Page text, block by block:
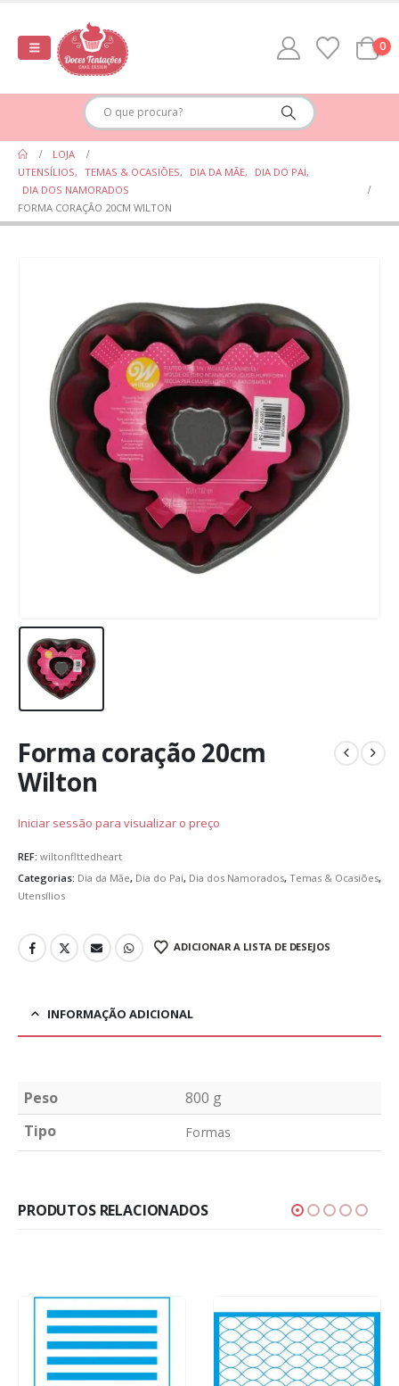
0
LOJA
UTENSÍLIOS, TEMAS & OCASIÕES, DIA DA MÃE, DIA DO PAI,
DIA DOS NAMORADOS
FORMA CORAÇÃO 20CM WILTON
Forma coração 20cm
Wilton
Iniciar sessão para visualizar o preço
REF: wiltonflttedheart
Categorias: Dia da Mãe, Dia do Pai, Dia dos Namorados, Temas & Ocasiões,
Utensílios
ADICIONAR A LISTA DE DESEJOS
INFORMAÇÃO ADICIONAL
Peso
800 g
Tipo
Formas
PRODUTOS RELACIONADOS